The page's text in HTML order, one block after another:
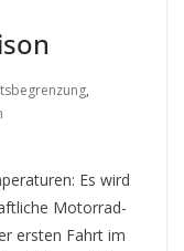
,
Es wird
Motorrad-
ersten Fahrt im